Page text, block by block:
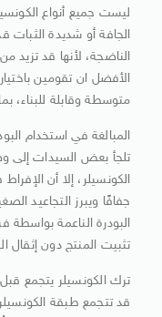
ليست جميع أنواع
الجافة أو شديدة الثبات
الناضجة، لأنها قد
الأفضل ان تقومين
متوسطة وقابلة للبناء،
المبالغة في استخدام
تلجأ بعض السيدات إلى
الكونسيلر، إلا أن
جفافًا ويبرز التجاعيد
البودرة الناعمة بواسطة
تثبيت المنتج دون إثقال
ترك الكونسيلر يتجمع قبل
قد تتجمع طبقة